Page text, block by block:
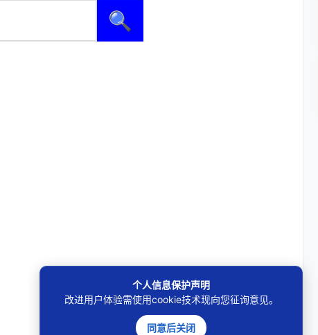
🔍
个人信息保护声明
改进用户体验需使用cookie技术现向您征询意见。
同意后关闭